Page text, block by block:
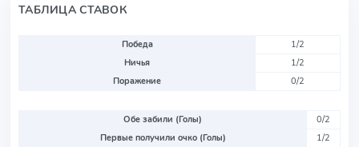
ТАБЛИЦА СТАВОК
Победа
1/2
Ничья
1/2
Поражение
0/2
Обе забили (Голы)
0/2
Первые получили очко (Голы)
1/2